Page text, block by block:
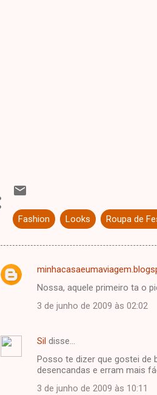
Fashion Looks Roupa de
C
n
Nossa, aquele primeiro ta o
3 de junho de 2009 às 02:02
Sil disse…
Posso te dizer que gostei de
desencandas e erram mais
3 de junho de 2009 às 10:11